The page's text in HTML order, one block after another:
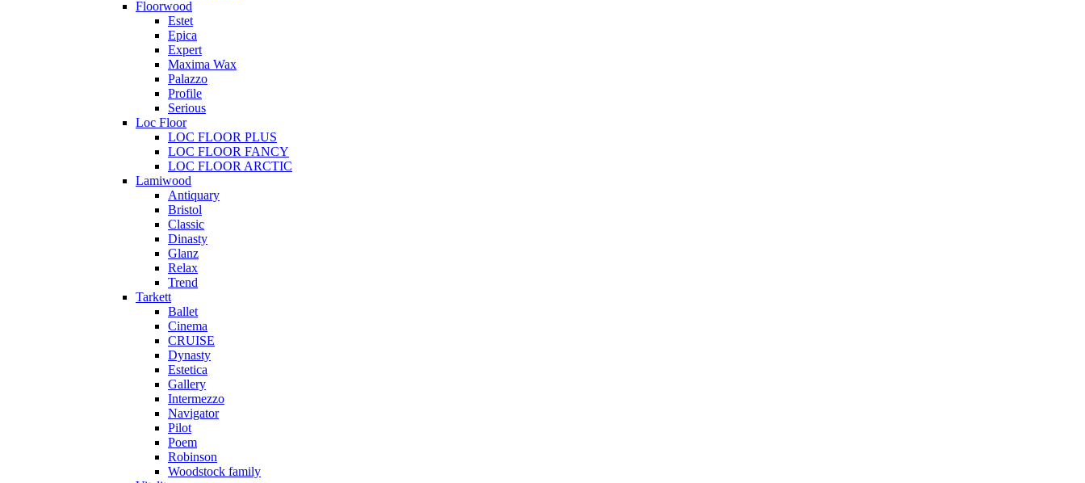
Floorwood
Estet
Epica
Expert
Maxima Wax
Palazzo
Profile
Serious
Loc Floor
LOC FLOOR PLUS
LOC FLOOR FANCY
LOC FLOOR ARCTIC
Lamiwood
Antiquary
Bristol
Classic
Dinasty
Glanz
Relax
Trend
Tarkett
Ballet
Cinema
CRUISE
Dynasty
Estetica
Gallery
Intermezzo
Navigator
Pilot
Poem
Robinson
Woodstock family